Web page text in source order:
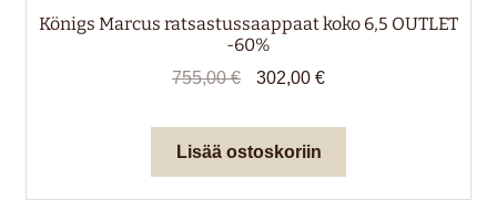
Königs Marcus ratsastussaappaat koko 6,5 OUTLET
-60%
755,00€
Alkuperäinen
oli:
755,00 €.
302,00 €Nykyinen
on:
Lisää ostoskoriin